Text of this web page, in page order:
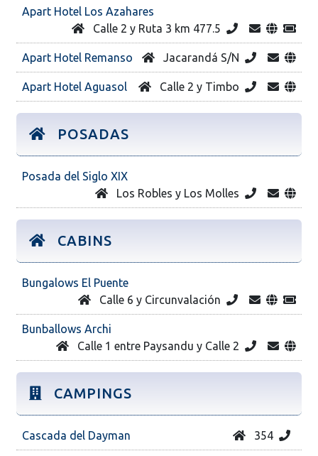
Apart Hotel Los Azahares
Calle 2 y Ruta 3 km 477.5
Apart Hotel Remanso Jacarandá S/N
Apart Hotel Aguasol Calle 2 y Timbo
POSADAS
Posada del Siglo XIX
Los Robles y Los Molles
CABINS
Bungalows El Puente
Calle 6 y Circunvalación
Bunballows Archi
Calle 1 entre Paysandu y Calle 2
CAMPINGS
Cascada del Dayman 354